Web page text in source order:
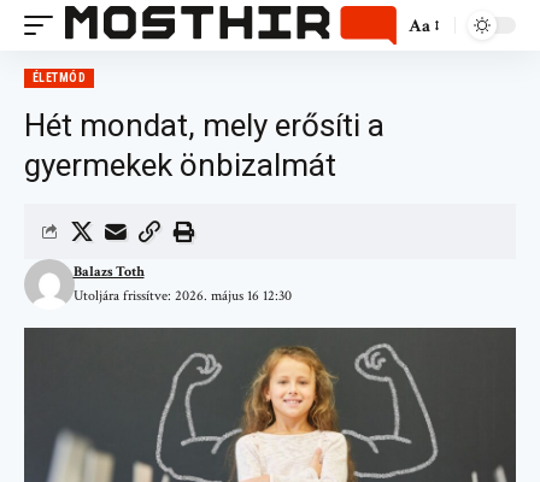
Aa
ÉLETMÓD
Hét mondat, mely erősíti a
gyermekek önbizalmát
Utoljára frissítve: 2026. május 16 12:30
Balazs Toth